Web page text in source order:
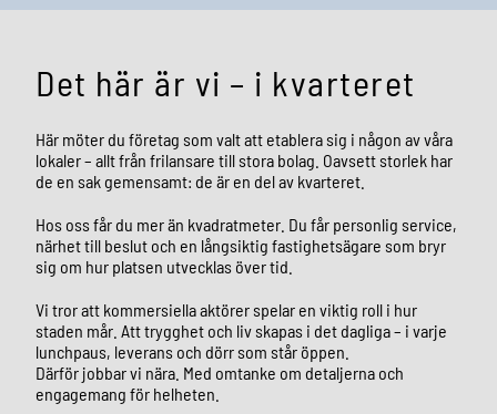
Det här är vi – i kvarteret
Här möter du företag som valt att etablera sig i någon av våra
lokaler – allt från frilansare till stora bolag. Oavsett storlek har
de en sak gemensamt: de är en del av kvarteret.
Hos oss får du mer än kvadratmeter. Du får personlig service,
närhet till beslut och en långsiktig fastighetsägare som bryr
sig om hur platsen utvecklas över tid.
Vi tror att kommersiella aktörer spelar en viktig roll i hur
staden mår. Att trygghet och liv skapas i det dagliga – i varje
lunchpaus, leverans och dörr som står öppen.
Därför jobbar vi nära. Med omtanke om detaljerna och
engagemang för helheten.